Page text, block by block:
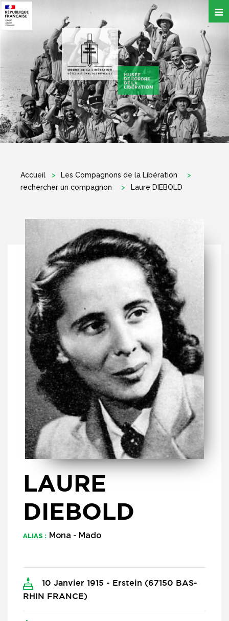
contenu
principal
Accueil
Les Compagnons de la Libération
rechercher un compagnon
Laure DIEBOLD
LAURE
DIEBOLD
ALIAS : Mona - Mado
10 Janvier 1915 - Erstein (67150 BAS-
RHIN FRANCE)